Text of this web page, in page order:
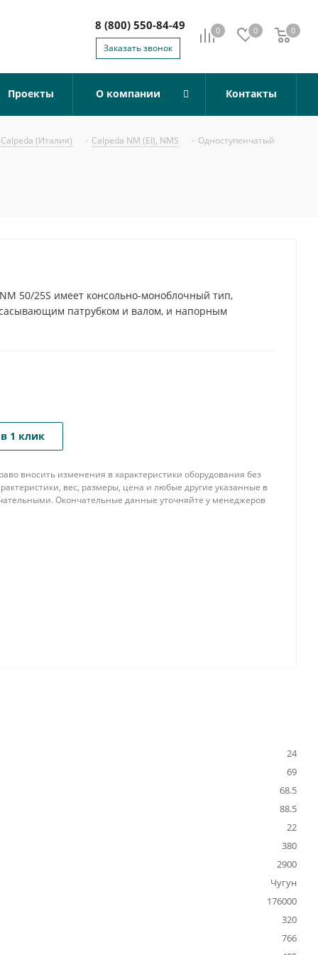
0 0 0
0
8 (800) 550-84-49
Заказать звонок
Проекты О компании Контакты
(Италия) - Calpeda NM (EI), NMS - Одноступенчатый
50/25S имеет консольно-моноблочный тип,
патрубком и валом, и напорным
1 клик
вносить изменения в характеристики оборудования без
вес, размеры, цена и любые другие указанные в
Окончательные данные уточняйте у менеджеров
24
69
68.5
88.5
22
380
2900
Чугун
176000
320
766